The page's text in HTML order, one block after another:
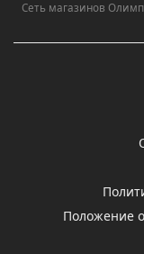
Сеть магазинов
Положение